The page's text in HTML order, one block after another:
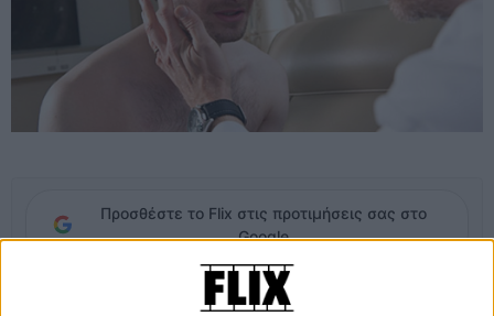
Προσθέστε το Flix στις προτιμήσεις σας στο
Google
Μετά τη «Γυναίκα με τα Μαύρα», μετά την επιτυχημένη ενσάρκωση